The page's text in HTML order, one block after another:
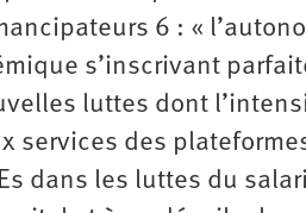
6 : «
s’inscrivant
luttes dont
services des
dans les luttes du